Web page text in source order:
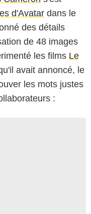
d'Avatar dans le
des détails
de 48 images
les films Le
avait annoncé, le
les mots justes
: